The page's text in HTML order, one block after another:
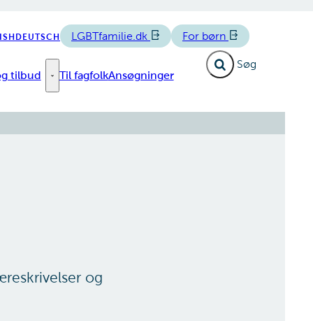
DEUTSCH LGBTfamilie.dk For børn
Fold søgefelt ud
links
tilbud Forløb og tilbud - Flere links
Til fagfolkAnsøgninger
og